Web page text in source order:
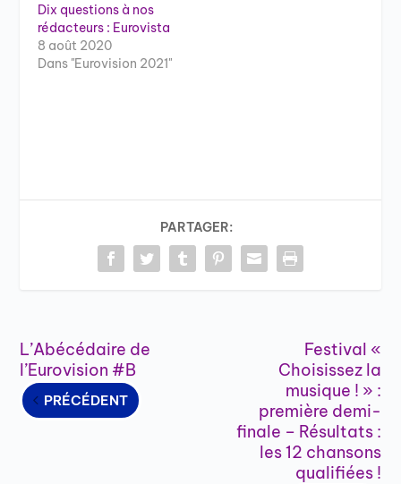
Dix questions à nos
rédacteurs : Eurovista
8 août 2020
Dans "Eurovision 2021"
PARTAGER:
L’Abécédaire de
l’Eurovision #B
PRÉCÉDENT
Festival «
Choisissez la
musique ! » :
première demi-
finale – Résultats :
les 12 chansons
qualifiées !